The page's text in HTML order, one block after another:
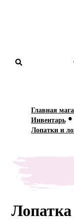
О нас
Главная
Инвентарь •
Лопатки и